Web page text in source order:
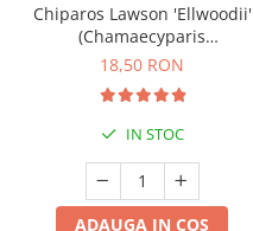
Chiparos Lawson 'Ellwoodii'
(Chamaecyparis
lawsoniana) - 20cm
18,50 RON
IN STOC
ADAUGA IN COS